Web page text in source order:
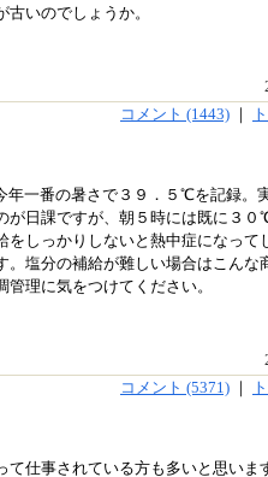
いのでしょうか。
コメント (1443)
一番の暑さで３９．５℃を記録。
日課ですが、朝５時には既に３０
しっかりしないと熱中症になって
塩分の補給が難しい場合はこんな
理に気をつけてください。
コメント (5371)
仕事されている方も多いと思いま